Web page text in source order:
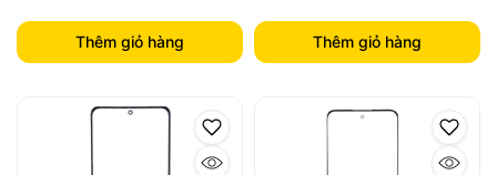
Thêm giỏ hàng Thêm giỏ hàng